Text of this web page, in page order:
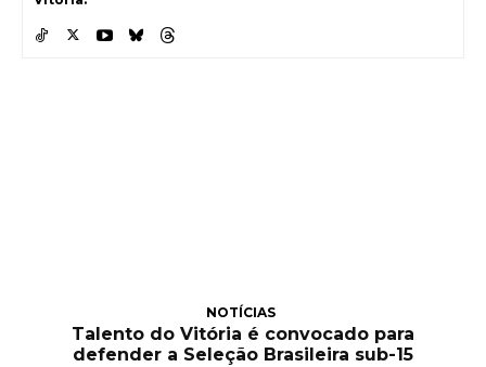
NOTÍCIAS
Talento do Vitória é convocado para
defender a Seleção Brasileira sub-15